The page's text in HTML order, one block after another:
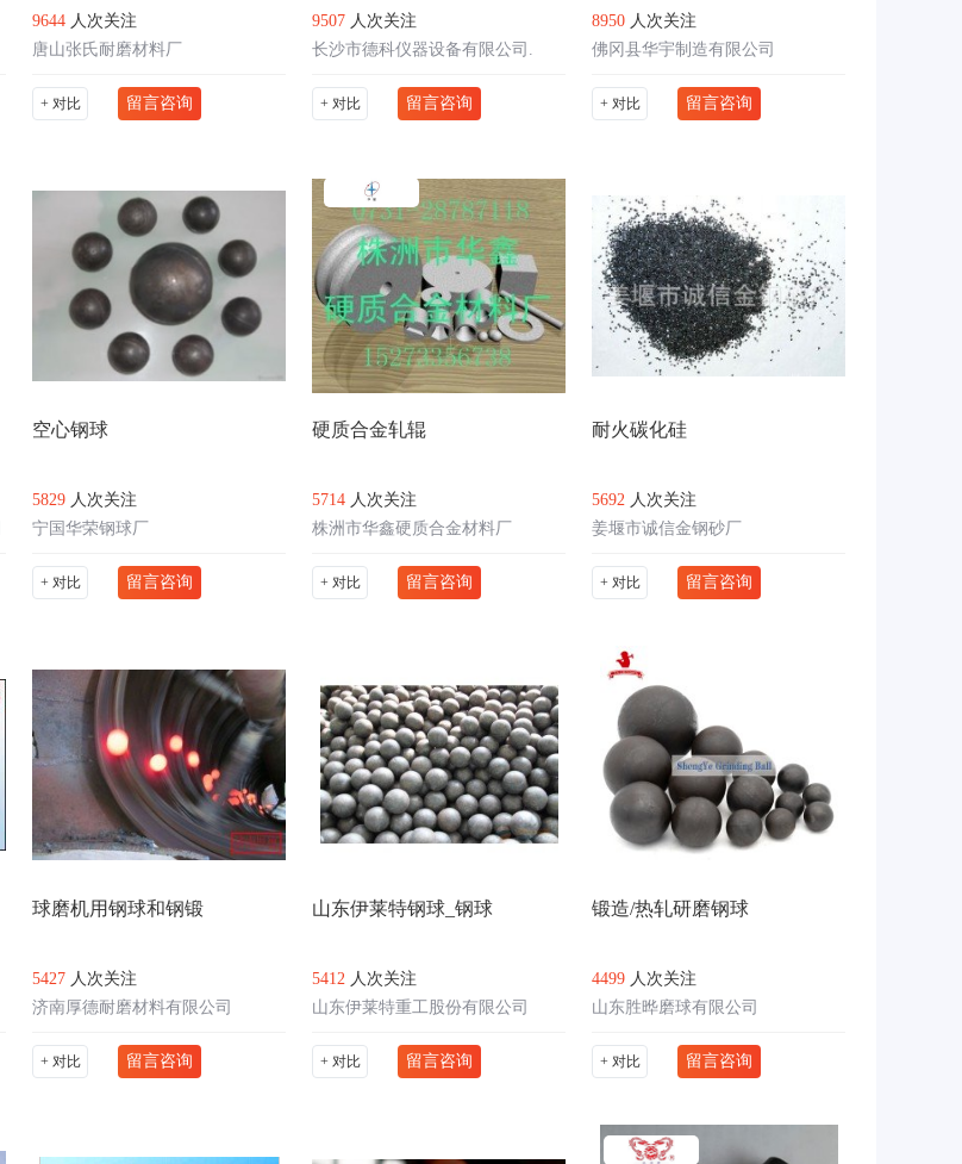
9644 人次关注
唐山张氏耐磨材料厂
+ 对比 留言咨询
9507 人次关注
长沙市德科仪器设备有限公司.
+ 对比 留言咨询
8950 人次关注
佛冈县华宇制造有限公司
+ 对比 留言咨询
空心钢球
5829 人次关注
宁国华荣钢球厂
+ 对比 留言咨询
硬质合金轧辊
5714 人次关注
株洲市华鑫硬质合金材料厂
+ 对比 留言咨询
耐火碳化硅
5692 人次关注
姜堰市诚信金钢砂厂
+ 对比 留言咨询
球磨机用钢球和钢锻
5427 人次关注
济南厚德耐磨材料有限公司
+ 对比 留言咨询
山东伊莱特钢球_钢球
5412 人次关注
山东伊莱特重工股份有限公司
+ 对比 留言咨询
锻造/热轧研磨钢球
4499 人次关注
山东胜晔磨球有限公司
+ 对比 留言咨询